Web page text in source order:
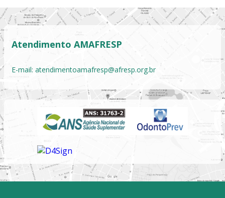
Atendimento AMAFRESP
E-mail: atendimentoamafresp@afresp.org.br